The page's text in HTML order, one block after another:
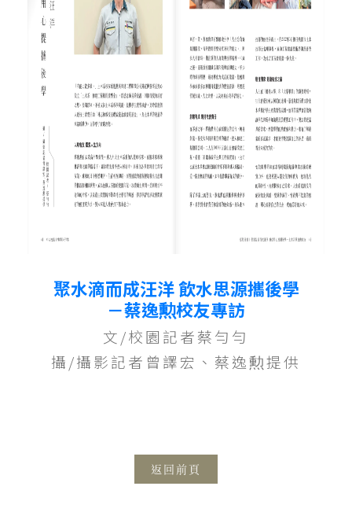
聚水滴而成汪洋 飲水思源攜後學
－蔡逸勲校友專訪
文/校園記者蔡勻勻
攝/攝影記者曾譯宏、蔡逸勲提供
返回前頁